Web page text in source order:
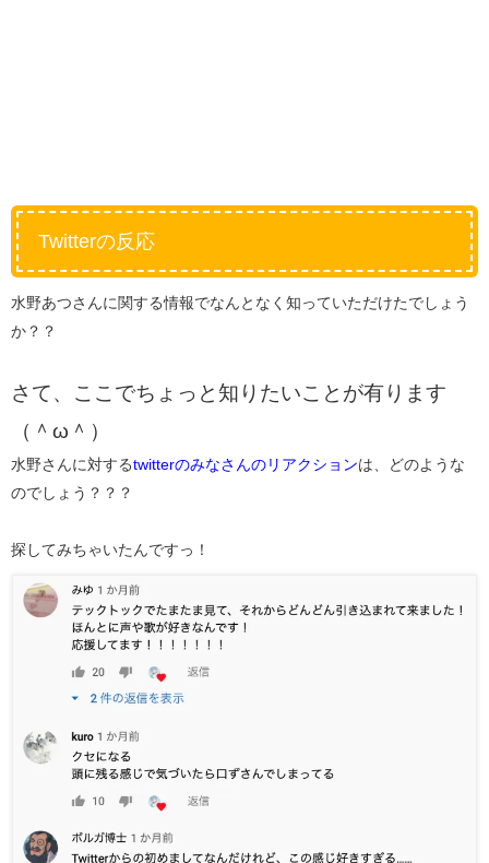
Twitterの反応
水野あつさんに関する情報でなんとなく知っていただけたでしょう
か？？
さて、ここでちょっと知りたいことが有ります
（＾ω＾）
水野さんに対するtwitterのみなさんのリアクションは、どのような
のでしょう？？？
探してみちゃいたんですっ！